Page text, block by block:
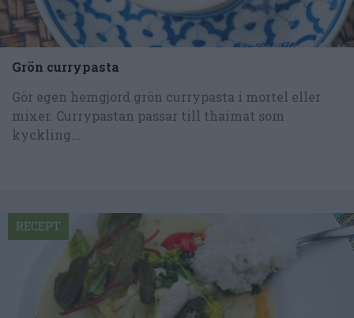
Grön currypasta
Gör egen hemgjord grön currypasta i mortel eller
mixer. Currypastan passar till thaimat som
kyckling...
RECEPT